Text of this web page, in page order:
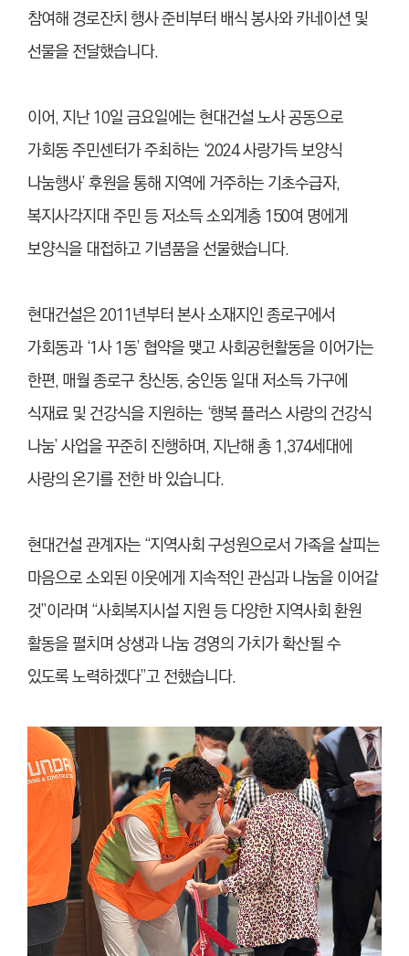
참여해 경로잔치 행사 준비부터 배식 봉사와 카네이션 및
선물을 전달했습니다.
이어, 지난 10일 금요일에는 현대건설 노사 공동으로
가회동 주민센터가 주최하는 ‘2024 사랑가득 보양식
나눔행사’ 후원을 통해 지역에 거주하는 기초수급자,
복지사각지대 주민 등 저소득 소외계층 150여 명에게
보양식을 대접하고 기념품을 선물했습니다.
현대건설은 2011년부터 본사 소재지인 종로구에서
가회동과 ‘1사 1동’ 협약을 맺고 사회공헌활동을 이어가는
한편, 매월 종로구 창신동, 숭인동 일대 저소득 가구에
식재료 및 건강식을 지원하는 ‘행복 플러스 사랑의 건강식
나눔’ 사업을 꾸준히 진행하며, 지난해 총 1,374세대에
사랑의 온기를 전한 바 있습니다.
현대건설 관계자는 “지역사회 구성원으로서 가족을 살피는
마음으로 소외된 이웃에게 지속적인 관심과 나눔을 이어갈
것”이라며 “사회복지시설 지원 등 다양한 지역사회 환원
활동을 펼치며 상생과 나눔 경영의 가치가 확산될 수
있도록 노력하겠다”고 전했습니다.